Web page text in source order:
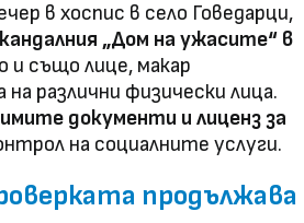
в хоспис в село Говедарци,
„Дом на ужасите“ в
и също лице, макар
различни физически лица.
документи и лиценз за
на социалните услуги.
продължава